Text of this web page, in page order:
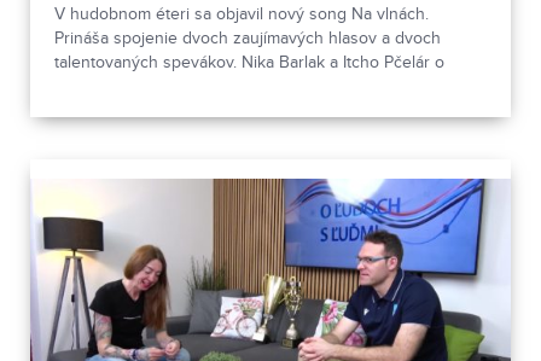
V hudobnom éteri sa objavil nový song Na vlnách.
Prináša spojenie dvoch zaujímavých hlasov a dvoch
talentovaných spevákov. Nika Barlak a Itcho Pčelár o